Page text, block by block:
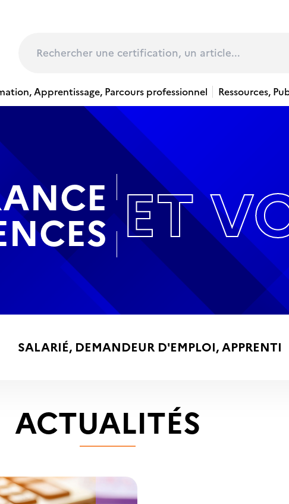
Apprentissage, Parcours professionnel Ressources,
ET
SALARIÉ, DEMANDEUR D'EMPLOI,APPRENTI
ACTUALITÉS